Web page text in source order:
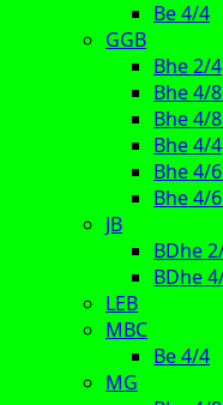
Be 4/4
GGB
Bhe 2/4
Bhe 4/
Bhe 4/
Bhe 4/4
Bhe 4/
Bhe 4/
JB
BDhe
BDhe
LEB
MBC
Be 4/4
MG